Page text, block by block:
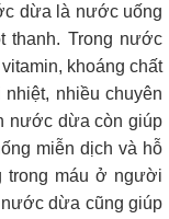
dừa là nước uống
thanh. Trong nước
khoáng chất
nhiều chuyên
nước dừa còn giúp
miễn dịch và hỗ
trong máu ở người
dừa cũng giúp